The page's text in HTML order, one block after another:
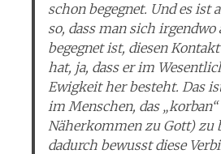
schon begegnet. Und es ist
so, dass man sich irgendwo
begegnet ist, diesen
hat, ja, dass er im
Ewigkeit her besteht. Das
im Menschen, das
Näherkommen zu Gott) zu
dadurch bewusst diese